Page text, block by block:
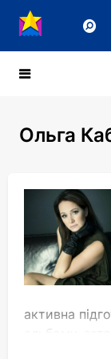
Ольга
активна
альбому,
членство в